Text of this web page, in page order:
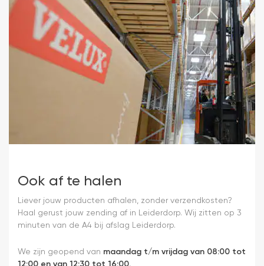
Ook af te halen
Liever jouw producten afhalen, zonder verzendkosten?
Haal gerust jouw zending af in Leiderdorp. Wij zitten op 3
minuten van de A4 bij afslag Leiderdorp.
We zijn geopend van maandag t/m vrijdag van 08:00 tot
12:00 en van 12:30 tot 16:00.